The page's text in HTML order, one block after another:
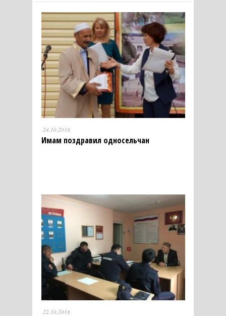
24.10.2018
Имам поздравил односельчан
22.10.2018